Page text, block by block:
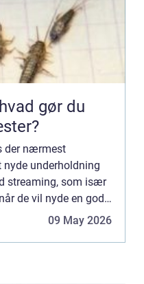
der nærmest
underholdning
streaming, som især
de vil nyde en god
Af streaming sider
09 May 2026